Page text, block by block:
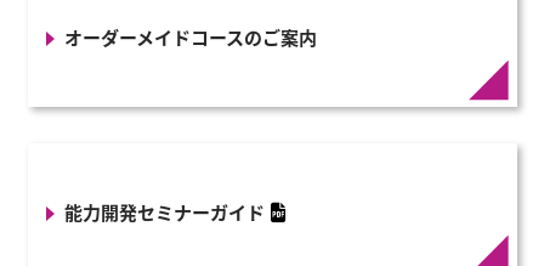
オーダーメイドコースのご案内
能力開発セミナーガイド
PDFファイルへリンク